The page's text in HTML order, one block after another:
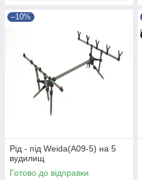
–10%
Рід - під Weida(A09-5) на 5
вудилищ
Готово до відправки